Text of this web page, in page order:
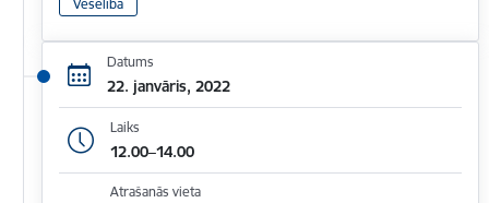
Veselība
Datums
22. janvāris, 2022
Laiks
12.00–14.00
Atrašanās vieta